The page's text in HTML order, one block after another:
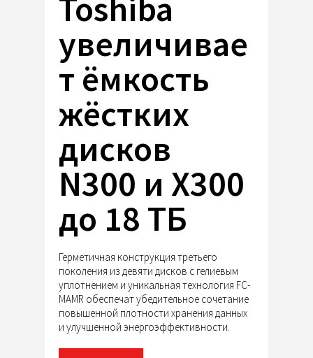
увеличивае
т ёмкость
жёстких
дисков
N300 и X300
до 18 ТБ
Герметичная конструкция третьего
поколения из девяти дисков с гелиевым
уплотнением и уникальная технология FC-
MAMR обеспечат убедительное сочетание
повышенной плотности хранения данных
и улучшенной энергоэффективности.